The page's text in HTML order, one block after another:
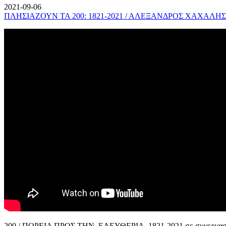
2021-09-06
ΠΛΗΣΙΑΖΟΥΝ ΤΑ 200: 1821-2021 / ΑΛΕΞΑΝΔΡΟΣ ΧΑΧΑΛΗΣ